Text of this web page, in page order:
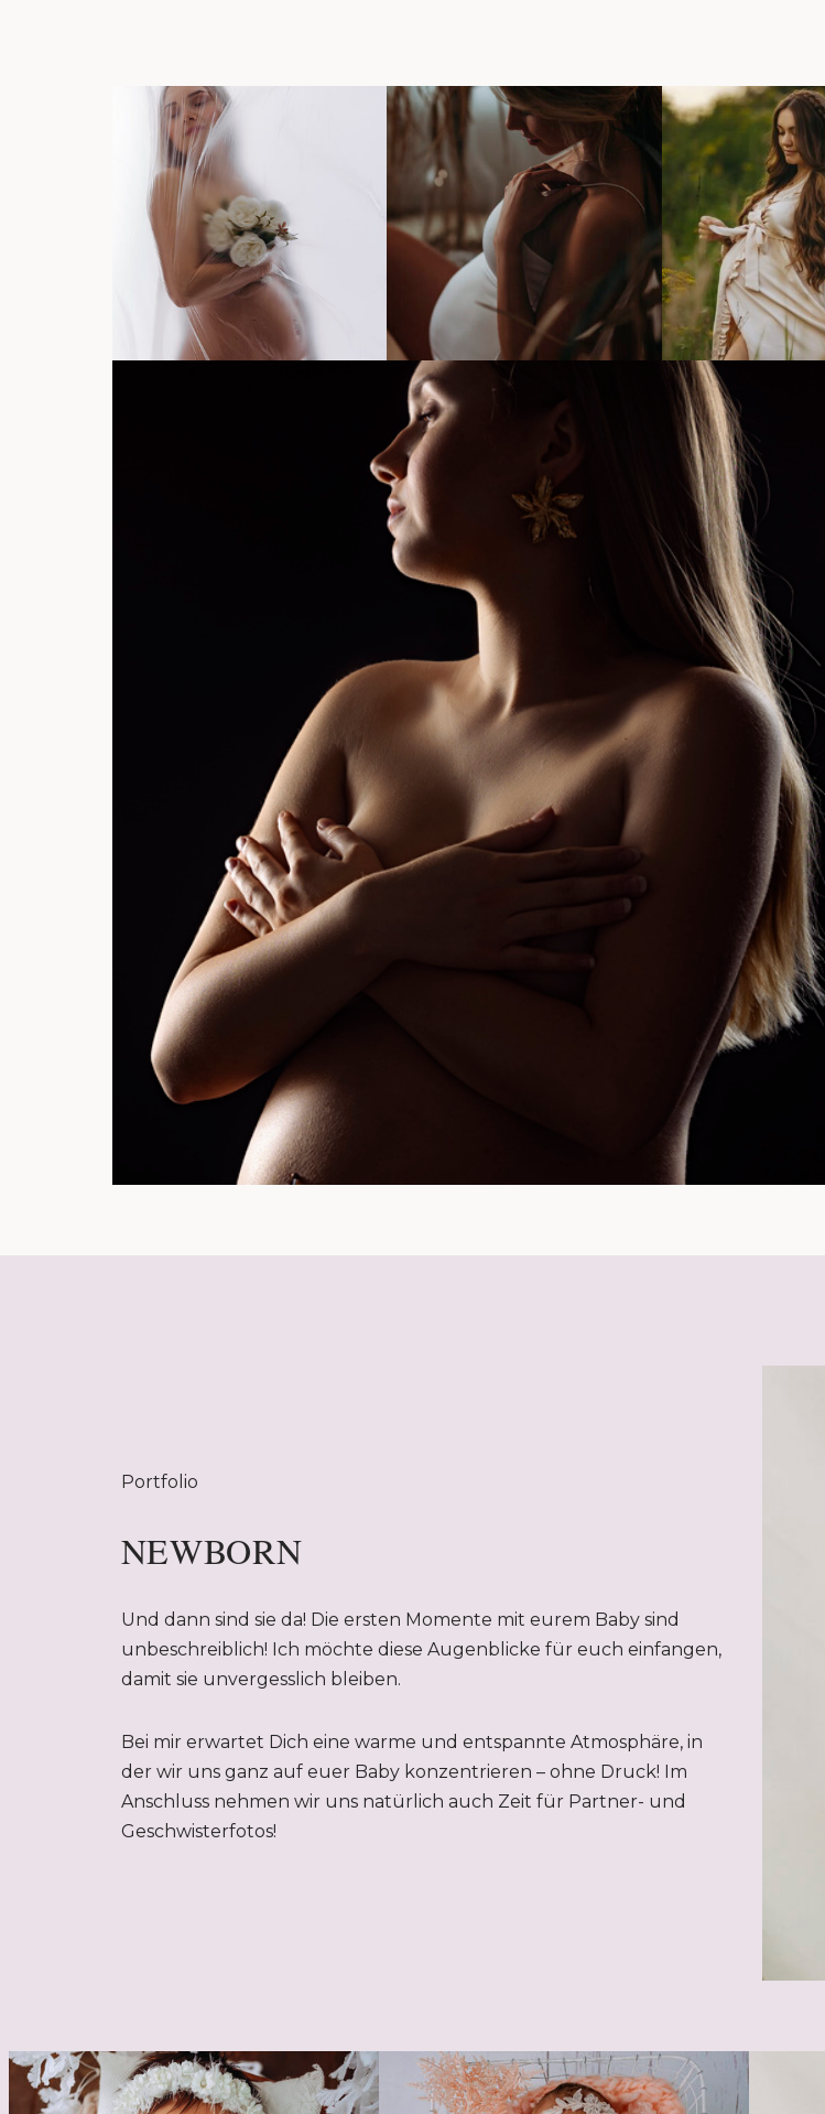
Portfolio
NEWBORN
Und dann sind sie da! Die ersten Momente mit eurem Baby sind
unbeschreiblich! Ich möchte diese Augenblicke für euch einfangen,
damit sie unvergesslich bleiben.
Bei mir erwartet Dich eine warme und entspannte Atmosphäre, in
der wir uns ganz auf euer Baby konzentrieren – ohne Druck! Im
Anschluss nehmen wir uns natürlich auch Zeit für Partner- und
Geschwisterfotos!